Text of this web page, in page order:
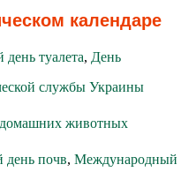
календаре
туалета, День
службы Украины
животных
почв, Международный